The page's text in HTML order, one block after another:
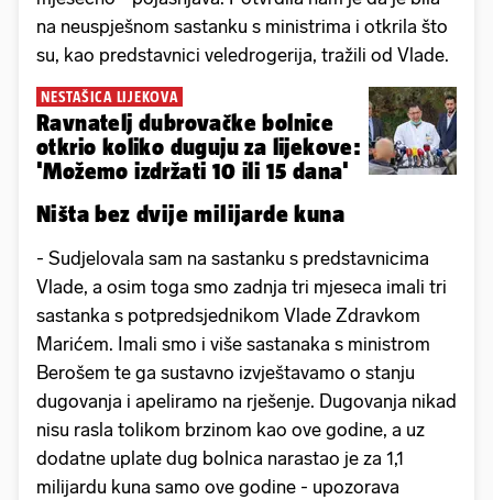
na neuspješnom sastanku s ministrima i otkrila što
su, kao predstavnici veledrogerija, tražili od Vlade.
NESTAŠICA LIJEKOVA
Ravnatelj dubrovačke bolnice
otkrio koliko duguju za lijekove:
'Možemo izdržati 10 ili 15 dana'
Ništa bez dvije milijarde kuna
- Sudjelovala sam na sastanku s predstavnicima
Vlade, a osim toga smo zadnja tri mjeseca imali tri
sastanka s potpredsjednikom Vlade Zdravkom
Marićem. Imali smo i više sastanaka s ministrom
Berošem te ga sustavno izvještavamo o stanju
dugovanja i apeliramo na rješenje. Dugovanja nikad
nisu rasla tolikom brzinom kao ove godine, a uz
dodatne uplate dug bolnica narastao je za 1,1
milijardu kuna samo ove godine - upozorava